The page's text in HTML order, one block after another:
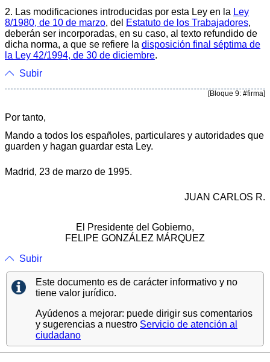
2. Las modificaciones introducidas por esta Ley en la Ley
8/1980, de 10 de marzo, del Estatuto de los Trabajadores,
deberán ser incorporadas, en su caso, al texto refundido de
dicha norma, a que se refiere la disposición final séptima de
la Ley 42/1994, de 30 de diciembre.
Subir
[Bloque 9: #firma]
Por tanto,
Mando a todos los españoles, particulares y autoridades que
guarden y hagan guardar esta Ley.
Madrid, 23 de marzo de 1995.
JUAN CARLOS R.
El Presidente del Gobierno,
FELIPE GONZÁLEZ MÁRQUEZ
Subir
Este documento es de carácter informativo y no
tiene valor jurídico.
Ayúdenos a mejorar: puede dirigir sus comentarios
y sugerencias a nuestro Servicio de atención al
ciudadano